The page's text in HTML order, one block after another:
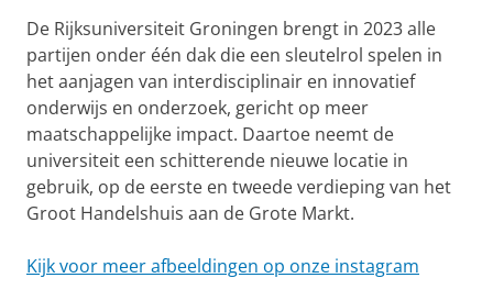
De Rijksuniversiteit Groningen brengt in 2023 alle
partijen onder één dak die een sleutelrol spelen in
het aanjagen van interdisciplinair en innovatief
onderwijs en onderzoek, gericht op meer
maatschappelijke impact. Daartoe neemt de
universiteit een schitterende nieuwe locatie in
gebruik, op de eerste en tweede verdieping van het
Groot Handelshuis aan de Grote Markt.
Kijk voor meer afbeeldingen op onze instagram